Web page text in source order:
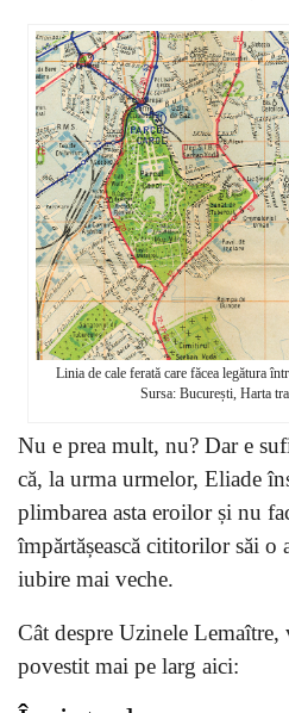
Linia de cale ferată care făcea legătura
Sursa: București, Harta
Nu e prea mult, nu? Dar e
că, la urma urmelor, Eliade
plimbarea asta eroilor și nu
împărtășească cititorilor săi
iubire mai veche.
Cât despre Uzinele
povestit mai pe larg aici: